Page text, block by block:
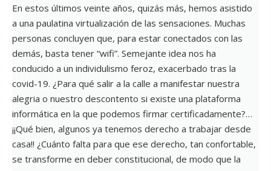
En estos últimos veinte años, quizás más, hemos asistido
a una paulatina virtualización de las sensaciones. Muchas
personas concluyen que, para estar conectados con las
demás, basta tener “wifi”. Semejante idea nos ha
conducido a un individulismo feroz, exacerbado tras la
covid-19. ¿Para qué salir a la calle a manifestar nuestra
alegria o nuestro descontento si existe una plataforma
informática en la que podemos firmar certificadamente?…
¡¡Qué bien, algunos ya tenemos derecho a trabajar desde
casa!! ¿Cuánto falta para que ese derecho, tan confortable,
se transforme en deber constitucional, de modo que la